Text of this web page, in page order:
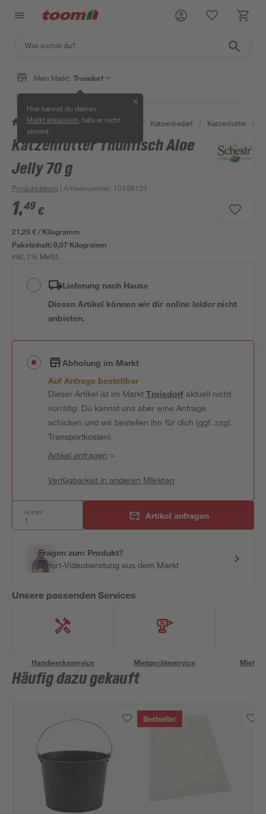
Mein Markt: Troisdorf
Hier kannst du deinen
Markt anpassen , falls er nicht
stimmt.
✕
/ Garten & Freizeit / Tierbedarf / Katzenbedarf / Katzenfutter /
Katzenfutter Thunfisch Aloe
Jelly 70 g
Produktdetails | Artikelnummer: 10498123
1,49 €
21,29 € / Kilogramm
Paketinhalt:0,07 Kilogramm
inkl. 7% MwSt.
Lieferung nach Hause
Diesen Artikel können wir dir online leider nicht
anbieten.
Abholung im Markt
Auf Anfrage bestellbar
Dieser Artikel ist im MarktTroisdorfaktuell nicht
vorrätig. Du kannst uns aber eine Anfrage
schicken und wir bestellen ihn für dich (ggf. zzgl.
Transportkosten).
Artikel anfragen >
Verfügbarkeit in anderen Märkten
Anzahl: Artikel anfragen
Fragen zum Produkt?
Sofort-Videoberatung aus dem Markt
Unsere passenden Services
Handwerksservice Mietgeräteservice
Häufig dazu gekauft
Bestseller